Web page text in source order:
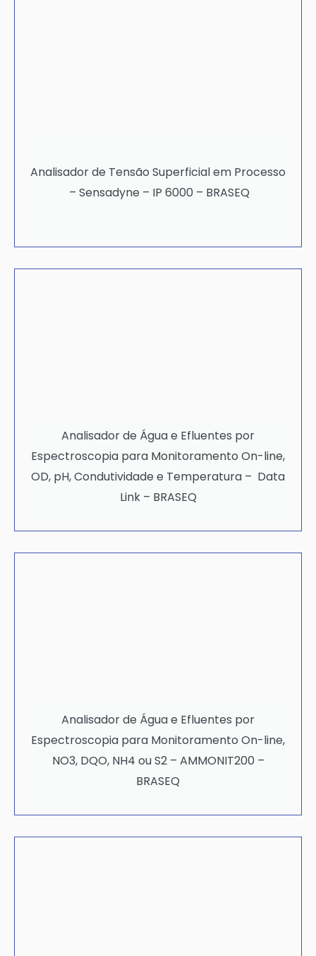
Analisador de Tensão Superficial em Processo
– Sensadyne – IP 6000 – BRASEQ
Analisador de Água e Efluentes por
Espectroscopia para Monitoramento On-line,
OD, pH, Condutividade e Temperatura – Data
Link – BRASEQ
Analisador de Água e Efluentes por
Espectroscopia para Monitoramento On-line,
NO3, DQO, NH4 ou S2 – AMMONIT200 –
BRASEQ